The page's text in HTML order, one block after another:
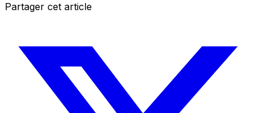
Partager cet article